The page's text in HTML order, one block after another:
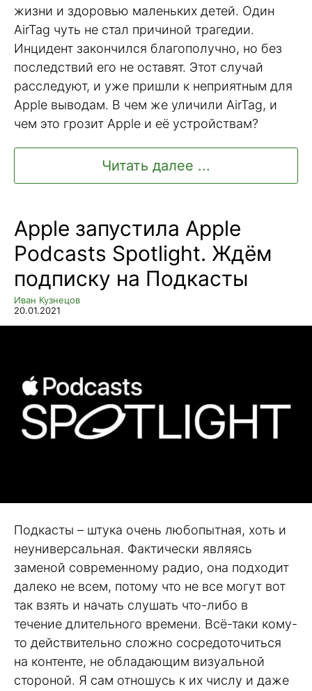
жизни и здоровью маленьких детей. Один
AirTag чуть не стал причиной трагедии.
Инцидент закончился благополучно, но без
последствий его не оставят. Этот случай
расследуют, и уже пришли к неприятным для
Apple выводам. В чем же уличили AirTag, и
чем это грозит Apple и её устройствам?
Читать далее ...
Apple запустила Apple
Podcasts Spotlight. Ждём
подписку на Подкасты
Иван Кузнецов
20.01.2021
Подкасты – штука очень любопытная, хоть и
неуниверсальная. Фактически являясь
заменой современному радио, она подходит
далеко не всем, потому что не все могут вот
так взять и начать слушать что-либо в
течение длительного времени. Всё-таки кому-
то действительно сложно сосредоточиться
на контенте, не обладающим визуальной
стороной. Я сам отношусь к их числу и даже